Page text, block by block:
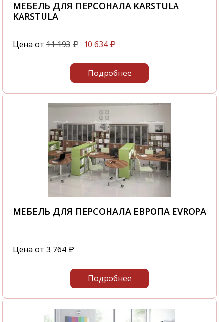
МЕБЕЛЬ ДЛЯ ПЕРСОНАЛА KARSTULA
KARSTULA
Цена от 11 193 ₽ 10 634 ₽
Подробнее
МЕБЕЛЬ ДЛЯ ПЕРСОНАЛА ЕВРОПА EVROPA
Цена от 3 764 ₽
Подробнее